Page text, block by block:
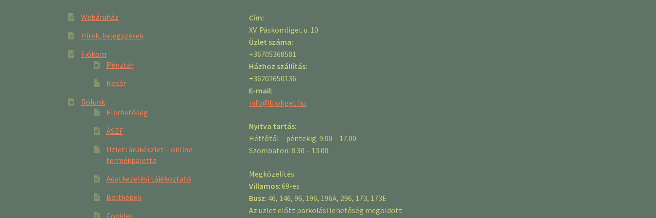
Webáruház
Hírek, bejegyzések
Fiókom
Pénztár
Kosár
Rólunk
Elérhetőség
ÁSZF
Üzleti árukészlet – online
termékpaletta
Adatkezelési tájékoztató
Boltképek
Cookies
Cím:
XV. Páskomliget u. 10.
Üzlet száma:
+36705368581
Házhoz szállítás:
+36202650136
E-mail:
info@bioliget.hu
Nyitva tartás:
Hétfőtől – péntekig: 9.00 – 17.00
Szombaton: 8.30 – 13.00
Megközelítés:
Villamos: 69-es
Busz: 46, 146, 96, 196, 196A, 296, 173, 173E
Az üzlet előtt parkolási lehetőség megoldott